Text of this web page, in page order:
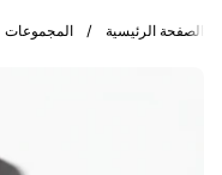
الصفحة الرئيسية / المجموعات